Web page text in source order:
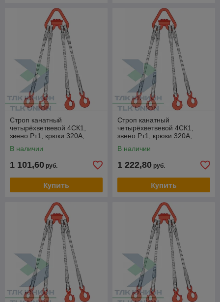
Строп канатный
четырёхветвевой 4СК1,
звено Рт1, крюки 320А,
РОМЕК
В наличии
1 101,60 руб.
Купить
Строп канатный
четырёхветвевой 4СК1,
звено Рт1, крюки 320А,
РОМЕК
В наличии
1 222,80 руб.
Купить